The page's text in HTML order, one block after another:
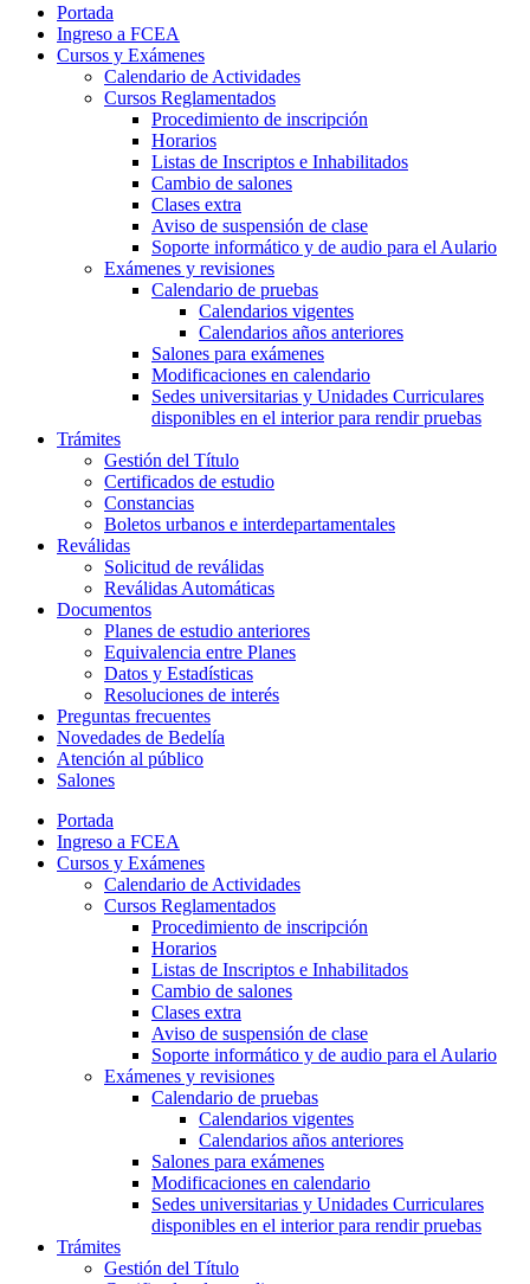
Portada
Ingreso a FCEA
Cursos y Exámenes
Calendario de Actividades
Cursos Reglamentados
Procedimiento de inscripción
Horarios
Listas de Inscriptos e Inhabilitados
Cambio de salones
Clases extra
Aviso de suspensión de clase
Soporte informático y de audio para el Aulario
Exámenes y revisiones
Calendario de pruebas
Calendarios vigentes
Calendarios años anteriores
Salones para exámenes
Modificaciones en calendario
Sedes universitarias y Unidades Curriculares
disponibles en el interior para rendir pruebas
Trámites
Gestión del Título
Certificados de estudio
Constancias
Boletos urbanos e interdepartamentales
Reválidas
Solicitud de reválidas
Reválidas Automáticas
Documentos
Planes de estudio anteriores
Equivalencia entre Planes
Datos y Estadísticas
Resoluciones de interés
Preguntas frecuentes
Novedades de Bedelía
Atención al público
Salones
Portada
Ingreso a FCEA
Cursos y Exámenes
Calendario de Actividades
Cursos Reglamentados
Procedimiento de inscripción
Horarios
Listas de Inscriptos e Inhabilitados
Cambio de salones
Clases extra
Aviso de suspensión de clase
Soporte informático y de audio para el Aulario
Exámenes y revisiones
Calendario de pruebas
Calendarios vigentes
Calendarios años anteriores
Salones para exámenes
Modificaciones en calendario
Sedes universitarias y Unidades Curriculares
disponibles en el interior para rendir pruebas
Trámites
Gestión del Título